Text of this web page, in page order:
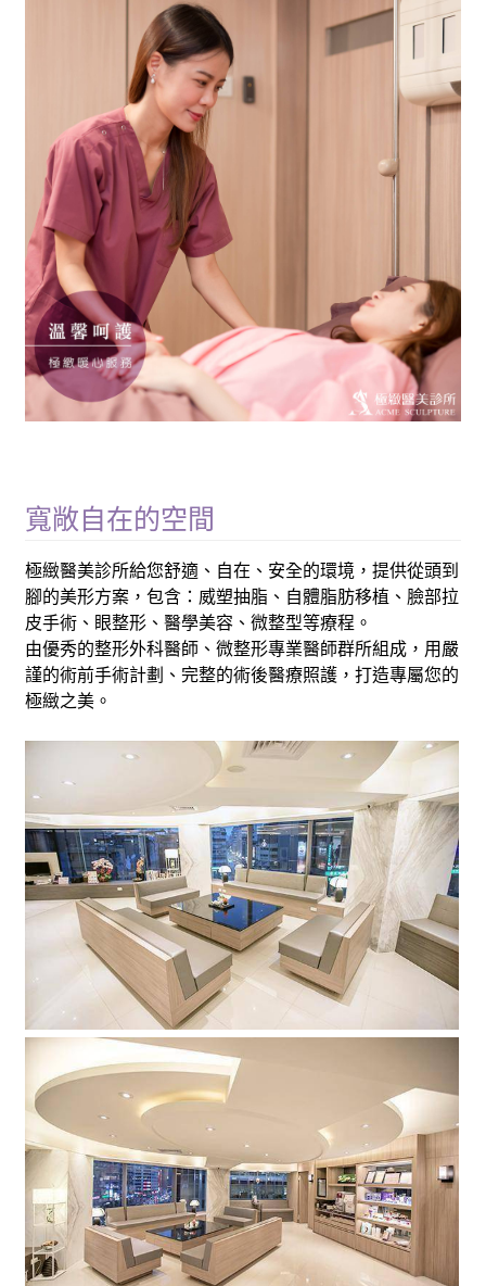
寬敞自在的空間
極緻醫美診所給您舒適、自在、安全的環境，提供從頭到
腳的美形方案，包含：威塑抽脂、自體脂肪移植、臉部拉
皮手術、眼整形、醫學美容、微整型等療程。
由優秀的整形外科醫師、微整形專業醫師群所組成，用嚴
謹的術前手術計劃、完整的術後醫療照護，打造專屬您的
極緻之美。